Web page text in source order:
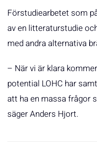
Förstudiearbetet som
av en litteraturstudie
med andra alternativa
– När vi är klara
potential LOHC har
att ha en massa frågor
säger Anders Hjort.